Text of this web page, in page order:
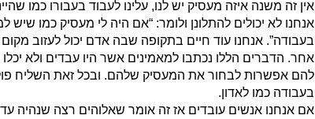
אין זה משנה איזה מעסיק יש לנו, עלינו לעבוד בעבורו כמו
בעבודה כמו לאדון.